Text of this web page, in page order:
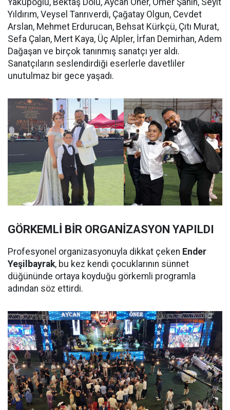
Yakupoğlu, Bektaş Dolu, Aycan Öner, Ömer Şahin, Seyit
Yıldırım, Veysel Tanrıverdi, Çağatay Olgun, Cevdet
Arslan, Mehmet Erdurucan, Behsat Kürkçü, Çıtı Murat,
Sefa Çalan, Mert Kaya, Üç Alpler, İrfan Demirhan, Adem
Dağaşan ve birçok tanınmış sanatçı yer aldı.
Sanatçıların seslendirdiği eserlerle davetliler
unutulmaz bir gece yaşadı.
GÖRKEMLİ BİR ORGANİZASYON YAPILDI
Profesyonel organizasyonuyla dikkat çeken Ender
Yeşilbayrak, bu kez kendi çocuklarının sünnet
düğününde ortaya koyduğu görkemli programla
adından söz ettirdi.